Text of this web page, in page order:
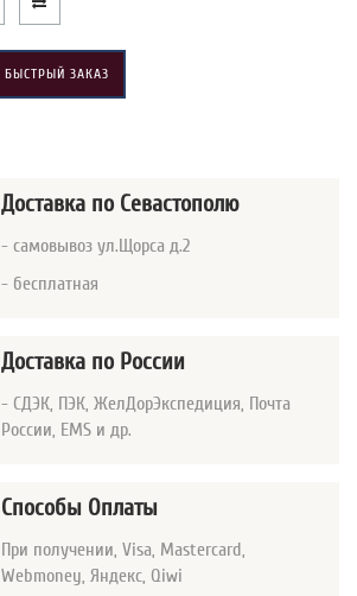
БЫСТРЫЙ ЗАКАЗ
Доставка по Севастополю
- самовывоз ул.Щорса д.2
- бесплатная
Доставка по России
- СДЭК, ПЭК, ЖелДорЭкспедиция, Почта
России, EMS и др.
Способы Оплаты
При получении, Visa, Mastercard,
Webmoney, Яндекс, Qiwi